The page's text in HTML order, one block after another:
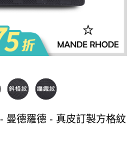
曼德羅德 - 真皮訂製方格紋